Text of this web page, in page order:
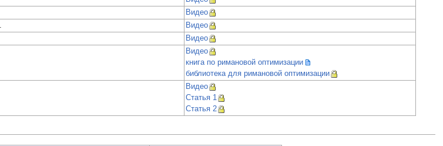
Видео
Видео
Видео
Видео
книга по римановой оптимизации
библиотека для римановой оптимизации
Видео
Статья 1
Статья 2